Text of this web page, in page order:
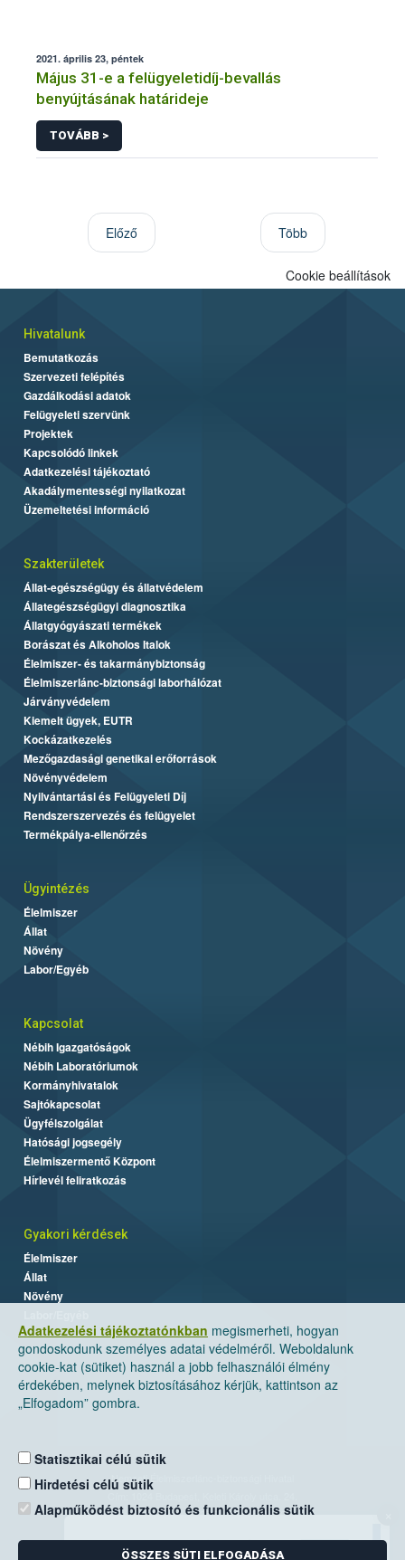
2021. április 23, péntek
Május 31-e a felügyeletidíj-bevallás
benyújtásának határideje
TOVÁBB >
Előző Több
Adatkezelési tájékoztatónkban megismerheti, hogyan
gondoskodunk személyes adatai védelméről. Weboldalunk
cookie-kat (sütiket) használ a jobb felhasználói élmény
érdekében, melynek biztosításához kérjük, kattintson az
„Elfogadom” gombra.
Statisztikai célú sütik
Hirdetési célú sütik
Alapműködést biztosító és funkcionális sütik
ÖSSZES SÜTI ELFOGADÁSA
Cookie beállítások
Hivatalunk
Bemutatkozás
Szervezeti felépítés
Gazdálkodási adatok
Felügyeleti szervünk
Projektek
Kapcsolódó linkek
Adatkezelési tájékoztató
Akadálymentességi nyilatkozat
Üzemeltetési információ
Szakterületek
Állat-egészségügy és állatvédelem
Állategészségügyi diagnosztika
Állatgyógyászati termékek
Borászat és Alkoholos Italok
Élelmiszer- és takarmánybiztonság
Élelmiszerlánc-biztonsági laborhálózat
Járványvédelem
Kiemelt ügyek, EUTR
Kockázatkezelés
Mezőgazdasági genetikai erőforrások
Növényvédelem
Nyilvántartási és Felügyeleti Díj
Rendszerszervezés és felügyelet
Termékpálya-ellenőrzés
Ügyintézés
Élelmiszer
Állat
Növény
Labor/Egyéb
Kapcsolat
Nébih Igazgatóságok
Nébih Laboratóriumok
Kormányhivatalok
Sajtókapcsolat
Ügyfélszolgálat
Hatósági jogsegély
Élelmiszermentő Központ
Hírlevél feliratkozás
Gyakori kérdések
Élelmiszer
Állat
Növény
Nemzeti Élelmiszerlánc-biztonsági Hivatal
Levelezési cím: 1525 Budapest. Pf. 30.